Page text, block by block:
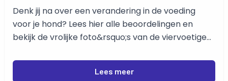
Denk jij na over een verandering in de voeding
voor je hond? Lees hier alle beoordelingen en
bekijk de vrolijke foto&rsquo;s van de viervoetige
Lees meer